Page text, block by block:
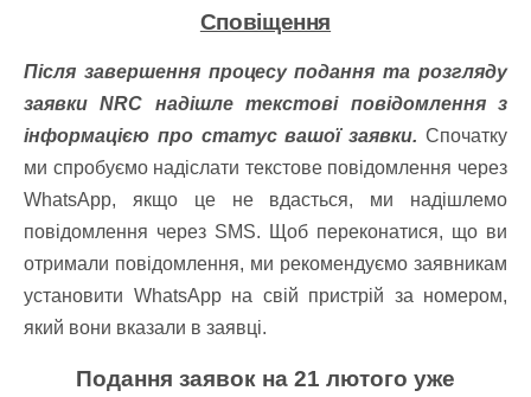
Сповіщення
Після завершення процесу подання та розгляду
заявки NRC надішле текстові повідомлення з
інформацією про статус вашої заявки. Спочатку
ми спробуємо надіслати текстове повідомлення через
WhatsApp, якщо це не вдасться, ми надішлемо
повідомлення через SMS. Щоб переконатися, що ви
отримали повідомлення, ми рекомендуємо заявникам
установити WhatsApp на свій пристрій за номером,
який вони вказали в заявці.
Подання заявок на 21 лютого уже